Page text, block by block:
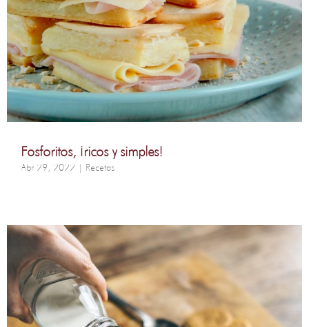
Fosforitos, ¡ricos y simples!
Abr 29, 2022 | Recetas